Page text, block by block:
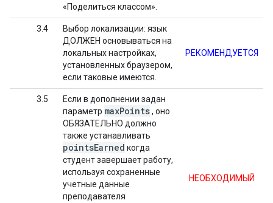
«Поделиться классом».
3.4
Выбор локализации: язык
ДОЛЖЕН основываться на
локальных настройках,
установленных браузером,
если таковые имеются.
РЕКОМЕНДУЕТСЯ
3.5
Если в дополнении задан
параметр maxPoints, оно
ОБЯЗАТЕЛЬНО должно
также устанавливать
pointsEarned когда
студент завершает работу,
используя сохраненные
учетные данные
преподавателя
НЕОБХОДИМЫЙ